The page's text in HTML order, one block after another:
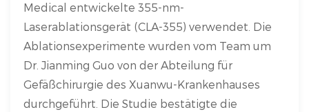
Medical entwickelte 355-nm-
Laserablationsgerät (CLA-355) verwendet. Die
Ablationsexperimente wurden vom Team um
Dr. Jianming Guo von der Abteilung für
Gefäßchirurgie des Xuanwu-Krankenhauses
durchgeführt. Die Studie bestätigte die